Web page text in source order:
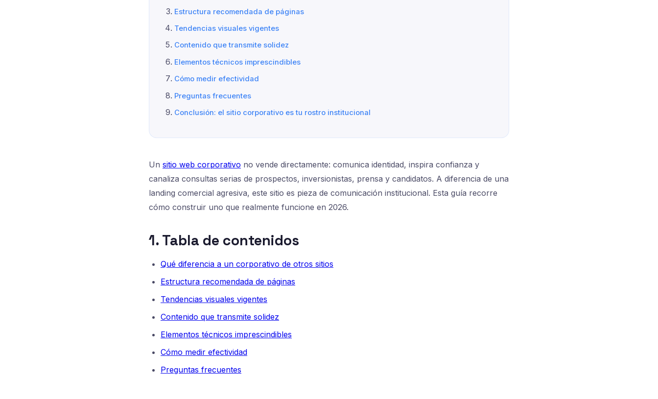
Estructura recomendada de páginas
Tendencias visuales vigentes
Contenido que transmite solidez
Elementos técnicos imprescindibles
Cómo medir efectividad
Preguntas frecuentes
Conclusión: el sitio corporativo es tu rostro institucional
Un sitio web corporativo no vende directamente: comunica identidad, inspira confianza y
canaliza consultas serias de prospectos, inversionistas, prensa y candidatos. A diferencia de una
landing comercial agresiva, este sitio es pieza de comunicación institucional. Esta guía recorre
cómo construir uno que realmente funcione en 2026.
1. Tabla de contenidos
Qué diferencia a un corporativo de otros sitios
Estructura recomendada de páginas
Tendencias visuales vigentes
Contenido que transmite solidez
Elementos técnicos imprescindibles
Cómo medir efectividad
Preguntas frecuentes